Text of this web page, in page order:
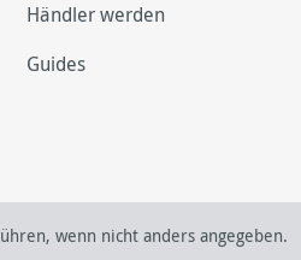
Händler werden
Guides
wenn nicht anders angegeben.